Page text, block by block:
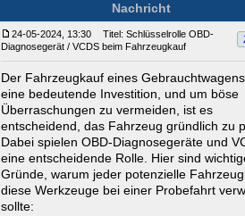
Nachricht
24-05-2024, 13:30
Titel: Schlüsselrolle OBD-
Diagnosegerät / VCDS beim Fahrzeugkauf
Der Fahrzeugkauf eines
eine bedeutende Investition, und um böse
Überraschungen zu vermeiden, ist es
entscheidend, das Fahrzeug gründlich zu
Dabei spielen OBD-Diagnosegeräte und
eine entscheidende Rolle. Hier sind
Gründe, warum jeder potenzielle
diese Werkzeuge bei einer Probefahrt
sollte: